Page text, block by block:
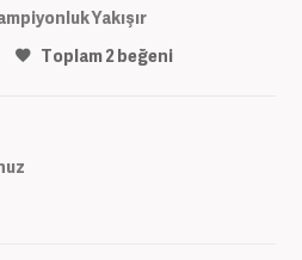
Yakışır
Toplam2beğeni